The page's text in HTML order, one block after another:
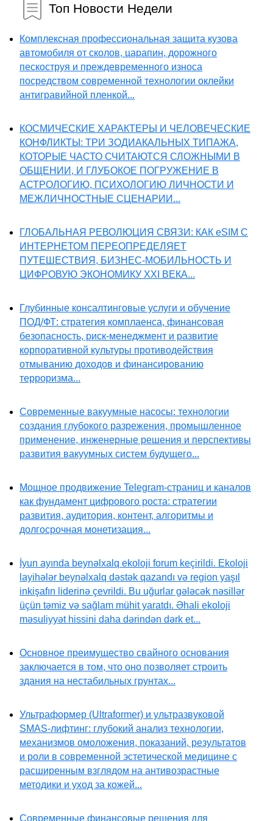
Топ Новости Недели
Комплексная профессиональная защита кузова
автомобиля от сколов, царапин, дорожного
пескоструя и преждевременного износа
посредством современной технологии оклейки
антигравийной пленкой...
КОСМИЧЕСКИЕ ХАРАКТЕРЫ И ЧЕЛОВЕЧЕСКИЕ
КОНФЛИКТЫ: ТРИ ЗОДИАКАЛЬНЫХ ТИПАЖА,
КОТОРЫЕ ЧАСТО СЧИТАЮТСЯ СЛОЖНЫМИ В
ОБЩЕНИИ, И ГЛУБОКОЕ ПОГРУЖЕНИЕ В
АСТРОЛОГИЮ, ПСИХОЛОГИЮ ЛИЧНОСТИ И
МЕЖЛИЧНОСТНЫЕ СЦЕНАРИИ...
ГЛОБАЛЬНАЯ РЕВОЛЮЦИЯ СВЯЗИ: КАК eSIM С
ИНТЕРНЕТОМ ПЕРЕОПРЕДЕЛЯЕТ
ПУТЕШЕСТВИЯ, БИЗНЕС-МОБИЛЬНОСТЬ И
ЦИФРОВУЮ ЭКОНОМИКУ XXI ВЕКА...
Глубинные консалтинговые услуги и обучение
ПОД/ФТ: стратегия комплаенса, финансовая
безопасность, риск-менеджмент и развитие
корпоративной культуры противодействия
отмыванию доходов и финансированию
терроризма...
Современные вакуумные насосы: технологии
создания глубокого разрежения, промышленное
применение, инженерные решения и перспективы
развития вакуумных систем будущего...
Мощное продвижение Telegram-страниц и каналов
как фундамент цифрового роста: стратегии
развития, аудитория, контент, алгоритмы и
долгосрочная монетизация...
İyun ayında beynəlxalq ekoloji forum keçirildi. Ekoloji
layihələr beynəlxalq dəstək qazandı və region yaşıl
inkişafın liderinə çevrildi. Bu uğurlar gələcək nəsillər
üçün təmiz və sağlam mühit yaratdı. Əhali ekoloji
məsuliyyət hissini daha dərindən dərk et...
Основное преимущество свайного основания
заключается в том, что оно позволяет строить
здания на нестабильных грунтах...
Ультраформер (Ultraformer) и ультразвуковой
SMAS-лифтинг: глубокий анализ технологии,
механизмов омоложения, показаний, результатов
и роли в современной эстетической медицине с
расширенным взглядом на антивозрастные
методики и уход за кожей...
Современные финансовые решения для